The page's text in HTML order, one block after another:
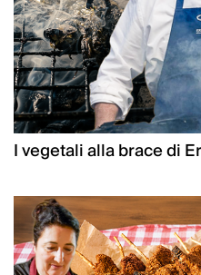
I vegetali alla brace di